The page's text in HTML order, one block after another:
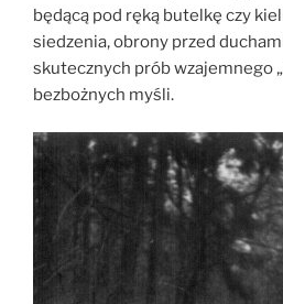
będącą pod ręką butelkę czy
siedzenia, obrony przed
skutecznych prób wzajemnego
bezbożnych myśli.